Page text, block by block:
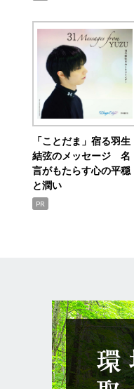
「ことだま」宿る羽生
結弦のメッセージ 名
言がもたらす心の平穏
と潤い
PR